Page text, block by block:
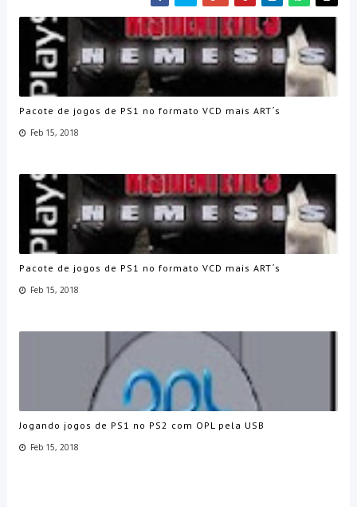
Pacote de jogos de PS1 no formato VCD mais ART´s
Feb 15, 2018
Pacote de jogos de PS1 no formato VCD mais ART´s
Feb 15, 2018
Jogando jogos de PS1 no PS2 com OPL pela USB
Feb 15, 2018